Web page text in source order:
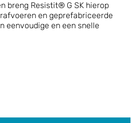
breng Resistit® G SK hierop
en geprefabriceerde
eenvoudige en een snelle